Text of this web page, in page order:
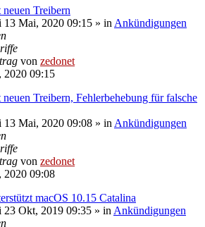
Treibern
13 Mai, 2020 09:15 » in Ankündigungen
von zedonet
09:15
Treibern, Fehlerbehebung für falsche
13 Mai, 2020 09:08 » in Ankündigungen
von zedonet
09:08
macOS 10.15 Catalina
23 Okt, 2019 09:35 » in Ankündigungen